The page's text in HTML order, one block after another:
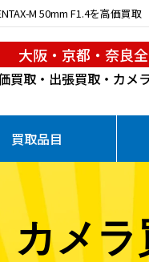
M 50mm F1.4を高価買取
大阪・京都・奈良
買取・出張買取・カメ
買取品目
カメラ